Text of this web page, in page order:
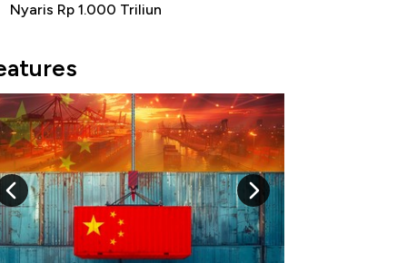
Nyaris Rp 1.000 Triliun